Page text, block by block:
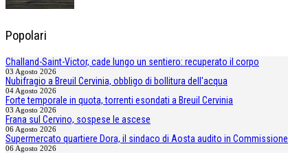
Popolari
Challand-Saint-Victor, cade lungo un sentiero: recuperato il corpo
03 Agosto 2026
Nubifragio a Breuil Cervinia, obbligo di bollitura dell'acqua
04 Agosto 2026
Forte temporale in quota, torrenti esondati a Breuil Cervinia
03 Agosto 2026
Frana sul Cervino, sospese le ascese
06 Agosto 2026
Supermercato quartiere Dora, il sindaco di Aosta audito in Commissione
06 Agosto 2026